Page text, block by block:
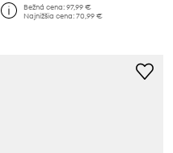
Bežná cena:97,99 €
Najnižšia cena:70,99 €